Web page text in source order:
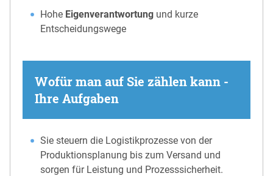
Hohe Eigenverantwortung und kurze
Entscheidungswege
Wofür man auf Sie zählen kann -
Ihre Aufgaben
Sie steuern die Logistikprozesse von der
Produktionsplanung bis zum Versand und
sorgen für Leistung und Prozesssicherheit.